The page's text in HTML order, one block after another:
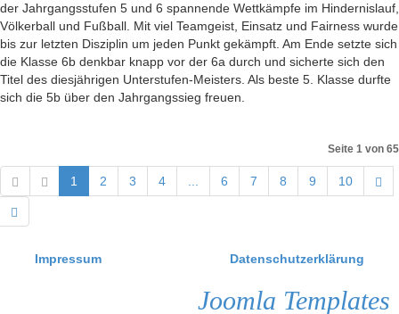
der Jahrgangsstufen 5 und 6 spannende Wettkämpfe im Hindernislauf,
Völkerball und Fußball. Mit viel Teamgeist, Einsatz und Fairness wurde
bis zur letzten Disziplin um jeden Punkt gekämpft. Am Ende setzte sich
die Klasse 6b denkbar knapp vor der 6a durch und sicherte sich den
Titel des diesjährigen Unterstufen-Meisters. Als beste 5. Klasse durfte
sich die 5b über den Jahrgangssieg freuen.
Seite 1 von 65
1 2 3 4 6 7 8 9 10
Impressum Datenschutzerklärung
Joomla Templates